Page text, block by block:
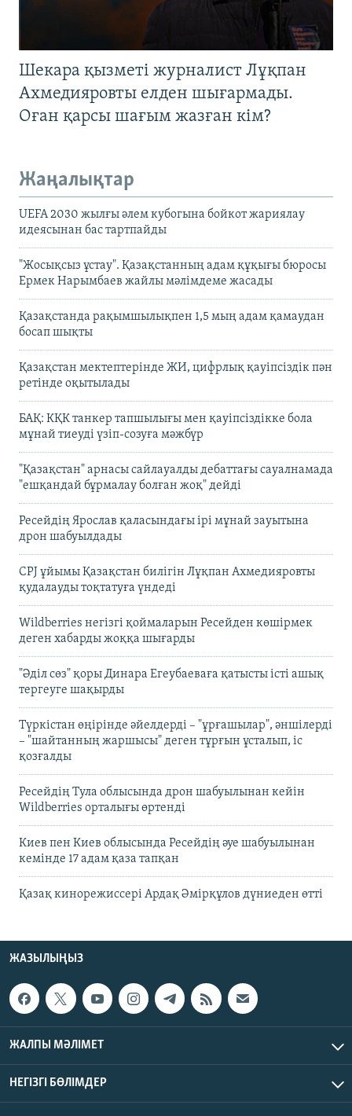
Шекара қызметі журналист Лұқпан
Ахмедияровты елден шығармады.
Оған қарсы шағым жазған кім?
Жаңалықтар
UEFA 2030 жылғы әлем кубогына бойкот жариялау
идеясынан бас тартпайды
"Жосықсыз ұстау". Қазақстанның адам құқығы бюросы
Ермек Нарымбаев жайлы мәлімдеме жасады
Қазақстанда рақымшылықпен 1,5 мың адам қамаудан
босап шықты
Қазақстан мектептерінде ЖИ, цифрлық қауіпсіздік пән
ретінде оқытылады
БАҚ: КҚК танкер тапшылығы мен қауіпсіздікке бола
мұнай тиеуді үзіп-созуға мәжбүр
"Қазақстан" арнасы сайлауалды дебаттағы сауалнамада
"ешқандай бұрмалау болған жоқ" дейді
Ресейдің Ярослав қаласындағы ірі мұнай зауытына
дрон шабуылдады
CPJ ұйымы Қазақстан билігін Лұқпан Ахмедияровты
қудалауды тоқтатуға үндеді
Wildberries негізгі қоймаларын Ресейден көшірмек
деген хабарды жоққа шығарды
"Әділ сөз" қоры Динара Егеубаеваға қатысты істі ашық
тергеуге шақырды
Түркістан өңірінде әйелдерді – "ұрғашылар", әншілерді
– "шайтанның жаршысы" деген тұрғын ұсталып, іс
қозғалды
Ресейдің Тула облысында дрон шабуылынан кейін
Wildberries орталығы өртенді
Киев пен Киев облысында Ресейдің әуе шабуылынан
кемінде 17 адам қаза тапқан
Қазақ кинорежиссері Ардақ Әмірқұлов дүниеден өтті
ЖАЗЫЛЫҢЫЗ
ЖАЛПЫ МӘЛІМЕТ
НЕГІЗГІ БӨЛІМДЕР